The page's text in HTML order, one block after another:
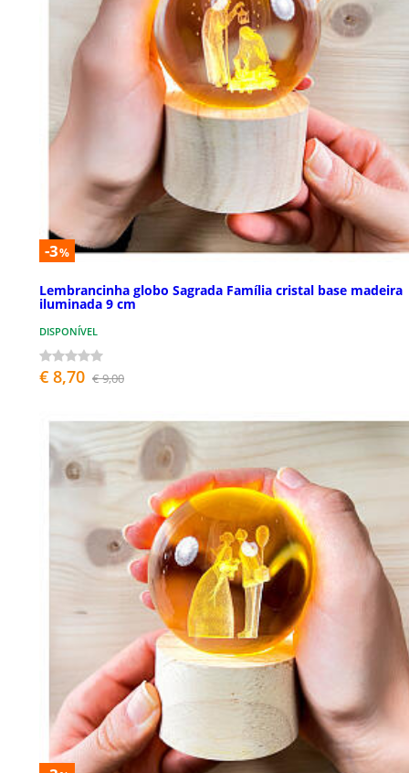
-3%
Lembrancinha globo Sagrada Família cristal base madeira
iluminada 9 cm
DISPONÍVEL
€ 8,70 € 9,00